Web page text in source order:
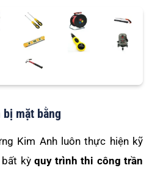
bị mặt bằng
Kim Anh luôn thực hiện kỹ
kỳ quy trình thi công trần